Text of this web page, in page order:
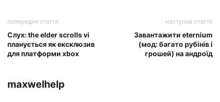
попередня стаття
Слух: the elder scrolls vi
планується як ексклюзив
для платформи xbox
наступна стаття
Завантажити eternium
(мод: багато рубінів і
грошей) на андроїд
maxwelhelp